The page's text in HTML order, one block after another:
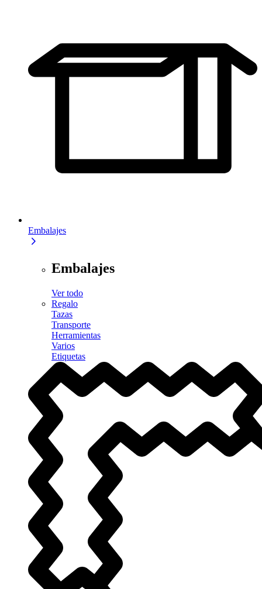
Embalajes
Embalajes
Ver todo
Regalo
Tazas
Transporte
Herramientas
Varios
Etiquetas